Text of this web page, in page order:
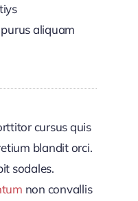
aliquam
cursus quis
blandit orci.
sodales.
non convallis